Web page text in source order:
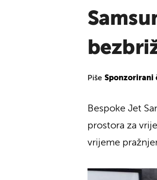
Piše Sponzorirani
Bespoke Jet
prostora za
vrijeme